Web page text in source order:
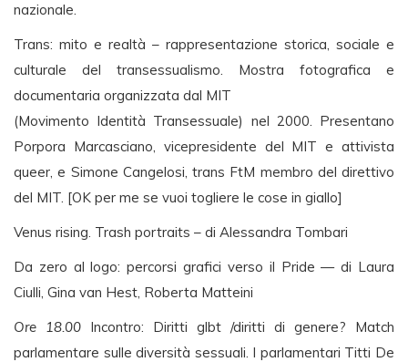
nazionale.
Trans: mito e realtà – rappresentazione storica, sociale e
culturale del transessualismo. Mostra fotografica e
documentaria organizzata dal MIT
(Movimento Identità Transessuale) nel 2000. Presentano
Porpora Marcasciano, vicepresidente del MIT e attivista
queer, e Simone Cangelosi, trans FtM membro del direttivo
del MIT. [OK per me se vuoi togliere le cose in giallo]
Venus rising. Trash portraits – di Alessandra Tombari
Da zero al logo: percorsi grafici verso il Pride — di Laura
Ciulli, Gina van Hest, Roberta Matteini
Ore 18.00 Incontro: Diritti glbt /diritti di genere? Match
parlamentare sulle diversità sessuali. I parlamentari Titti De